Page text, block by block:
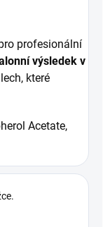
profesionální
výsledek v
které
Acetate,